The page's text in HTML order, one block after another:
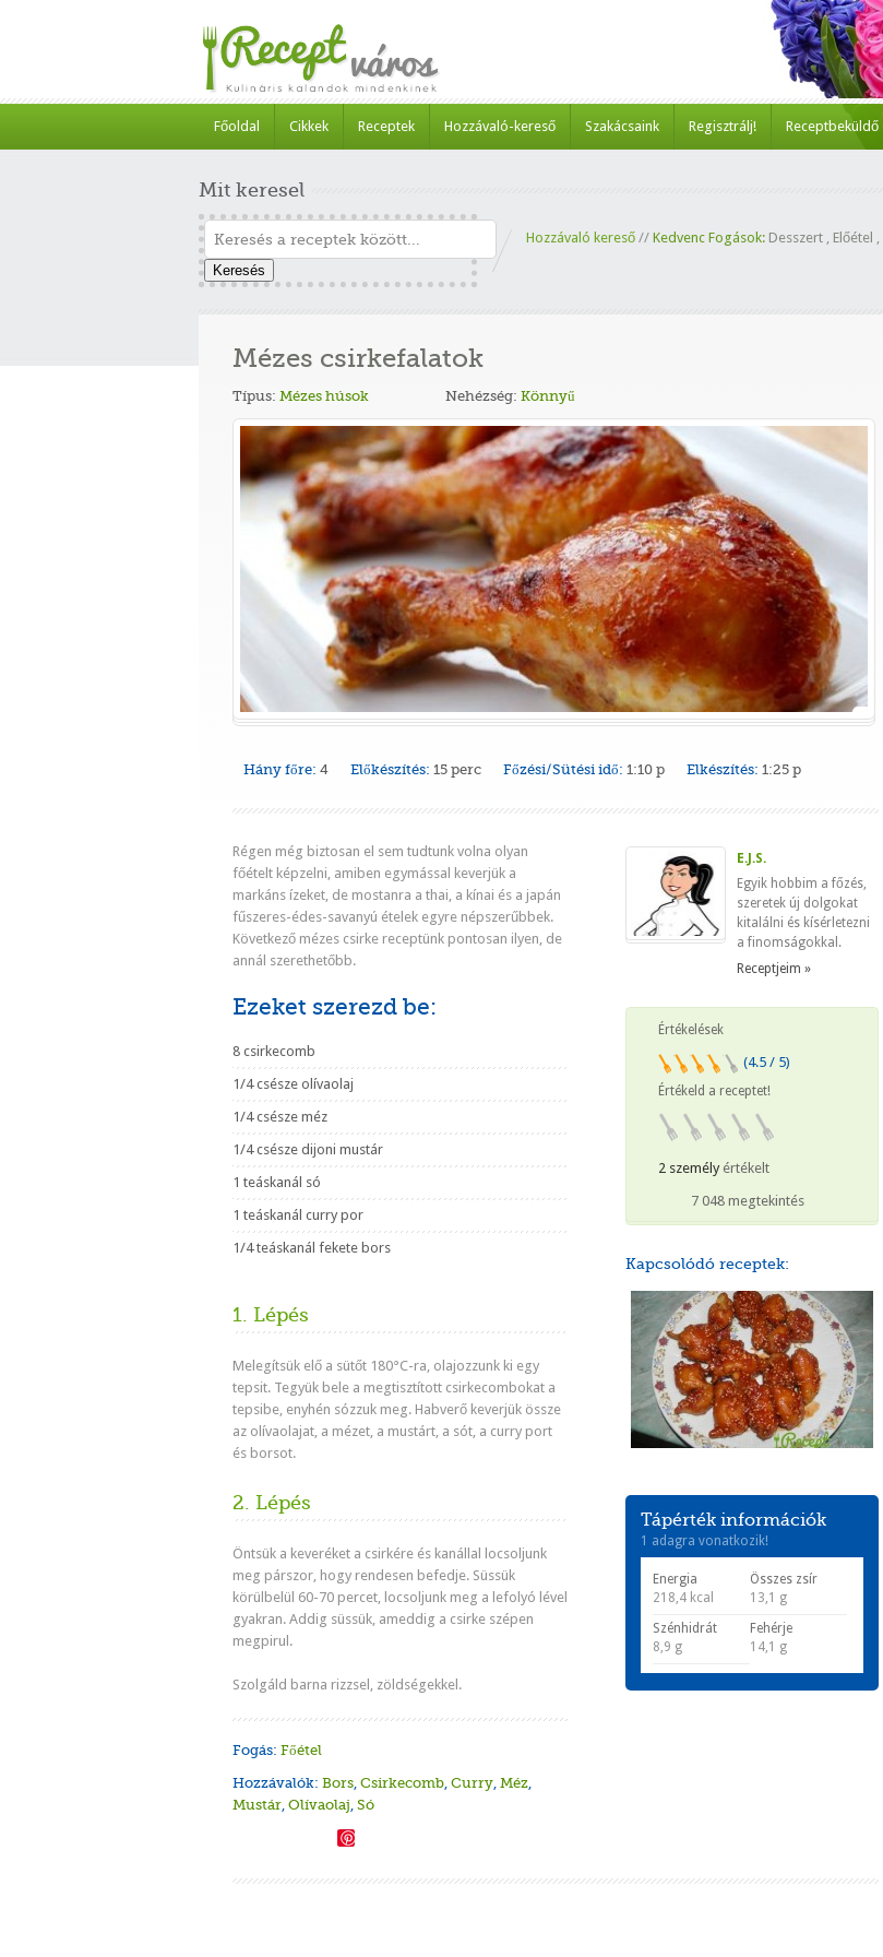
Főoldal Cikkek Receptek Hozzávaló-kereső Szakácsaink Regisztrálj! Receptbeküldő
Mit keresel
Keresés
Hozzávaló kereső // Kedvenc Fogások: Desszert , Előétel ,
Mézes csirkefalatok
Típus: Mézes húsok Nehézség: Könnyű
Hány főre: 4 Előkészítés: 15 perc Főzési/Sütési idő: 1:10 p Elkészítés: 1:25 p
Régen még biztosan el sem tudtunk volna olyan
főételt képzelni, amiben egymással keverjük a
markáns ízeket, de mostanra a thai, a kínai és a japán
fűszeres-édes-savanyú ételek egyre népszerűbbek.
Következő mézes csirke receptünk pontosan ilyen, de
annál szerethetőbb.
Ezeket szerezd be:
8 csirkecomb
1/4 csésze olívaolaj
1/4 csésze méz
1/4 csésze dijoni mustár
1 teáskanál só
1 teáskanál curry por
1/4 teáskanál fekete bors
1. Lépés
Melegítsük elő a sütőt 180°C-ra, olajozzunk ki egy
tepsit. Tegyük bele a megtisztított csirkecombokat a
tepsibe, enyhén sózzuk meg. Habverő keverjük össze
az olívaolajat, a mézet, a mustárt, a sót, a curry port
és borsot.
2. Lépés
Öntsük a keveréket a csirkére és kanállal locsoljunk
meg párszor, hogy rendesen befedje. Süssük
körülbelül 60-70 percet, locsoljunk meg a lefolyó lével
gyakran. Addig süssük, ameddig a csirke szépen
megpirul.
Szolgáld barna rizzsel, zöldségekkel.
Fogás: Főétel
Hozzávalók: Bors, Csirkecomb, Curry, Méz,
Mustár, Olívaolaj, Só
E.J.S.
Egyik hobbim a főzés,
szeretek új dolgokat
kitalálni és kísérletezni
a finomságokkal.
Receptjeim »
Értékelések
(4.5 / 5)
Értékeld a receptet!
2 személyértékelt
7 048 megtekintés
Kapcsolódó receptek:
Tápérték információk
1 adagra vonatkozik!
Energia
218,4 kcal
Összes zsír
13,1 g
Szénhidrát
8,9 g
Fehérje
14,1 g